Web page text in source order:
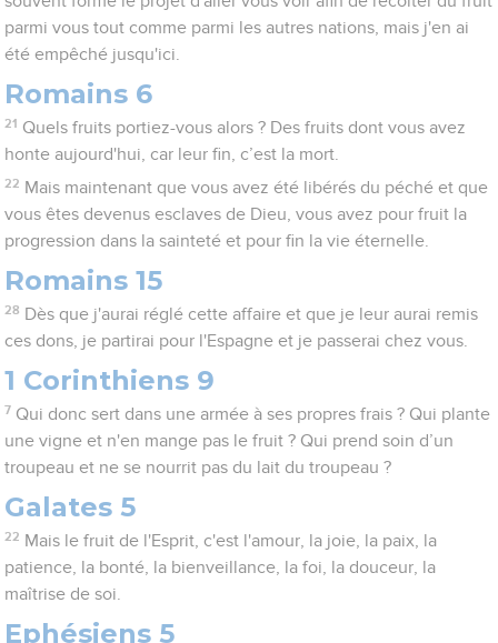
parmi vous tout comme parmi les autres nations, mais j'en ai
été empêché jusqu'ici.
Romains 6
21 Quels fruits portiez-vous alors ? Des fruits dont vous avez
honte aujourd'hui, car leur fin, c’est la mort.
22 Mais maintenant que vous avez été libérés du péché et que
vous êtes devenus esclaves de Dieu, vous avez pour fruit la
progression dans la sainteté et pour fin la vie éternelle.
Romains 15
28 Dès que j'aurai réglé cette affaire et que je leur aurai remis
ces dons, je partirai pour l'Espagne et je passerai chez vous.
1 Corinthiens 9
7 Qui donc sert dans une armée à ses propres frais ? Qui plante
une vigne et n'en mange pas le fruit ? Qui prend soin d’un
troupeau et ne se nourrit pas du lait du troupeau ?
Galates 5
22 Mais le fruit de l'Esprit, c'est l'amour, la joie, la paix, la
patience, la bonté, la bienveillance, la foi, la douceur, la
maîtrise de soi.
Ephésiens 5